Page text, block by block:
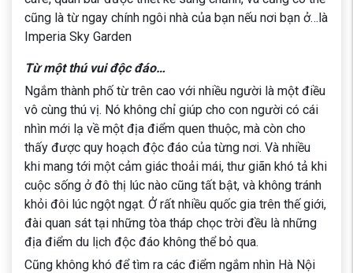
cũng là từ ngay chính ngôi nhà của bạn nếu nơi bạn ở…là
Imperia Sky Garden
Từ một thú vui độc đáo…
Ngắm thành phố từ trên cao với nhiều người là một điều
vô cùng thú vị. Nó không chỉ giúp cho con người có cái
nhìn mới lạ về một địa điểm quen thuộc, mà còn cho
thấy được quy hoạch độc đáo của từng nơi. Và nhiều
khi mang tới một cảm giác thoải mái, thư giãn khó tả khi
cuộc sống ở đô thị lúc nào cũng tất bật, và không tránh
khỏi đôi lúc ngột ngạt. Ở rất nhiều quốc gia trên thế giới,
đài quan sát tại những tòa tháp chọc trời đều là những
địa điểm du lịch độc đáo không thể bỏ qua.
Cũng không khó để tìm ra các điểm ngắm nhìn Hà Nội